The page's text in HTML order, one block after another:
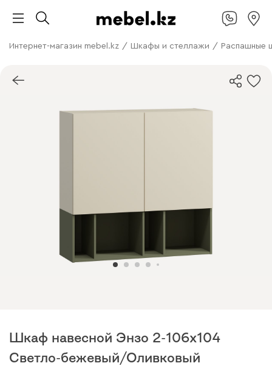
Интернет-магазин mebel.kz / Шкафы и стеллажи / Распашные
Шкаф навесной Энзо 2-106x104
Светло-бежевый/Оливковый